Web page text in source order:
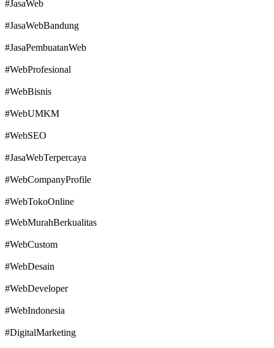
#JasaWeb
#JasaWebBandung
#JasaPembuatanWeb
#WebProfesional
#WebBisnis
#WebUMKM
#WebSEO
#JasaWebTerpercaya
#WebCompanyProfile
#WebTokoOnline
#WebMurahBerkualitas
#WebCustom
#WebDesain
#WebDeveloper
#WebIndonesia
#DigitalMarketing